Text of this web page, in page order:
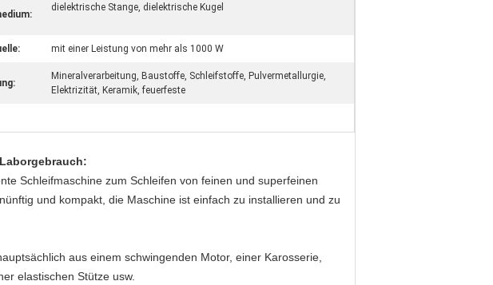
dielektrische Stange, dielektrische Kugel
mit einer Leistung von mehr als 1000 W
Mineralverarbeitung, Baustoffe, Schleifstoffe, Pulvermetallurgie,
Elektrizität, Keramik, feuerfeste
:
Schleifmaschine zum Schleifen von feinen und superfeinen
und kompakt, die Maschine ist einfach zu installieren und zu
aus einem schwingenden Motor, einer Karosserie,
elastischen Stütze usw.